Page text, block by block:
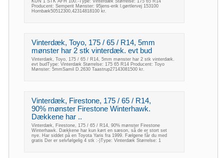
Producent: Semperit Mønster: 95jens-erik l.gørtlervej 153100
Hornbæk50512300,42314818100 kr.
Vinterdæk, Toyo, 175 / 65 / R14, 5mm
mønster har 2 stk vinterdæk. evt bud
Vinterdæk, Toyo, 175 / 65 / R14, 5mm mønster har 2 stk vinterdæk.
evt budType: Vinterdæk Størrelse: 175 65 R14 Producent: Toyo
Mønster: 5mmSamil D.2630 Taastrup27143081500 kr.
Vinterdæk, Firestone, 175 / 65 / R14,
90% mønster Firestone Winterhawk.
Dækkene har ..
Vinterdæk, Firestone, 175 / 65 / R14, 90% mønster Firestone
Winterhawk. Dækkene har kun kørt en sæson, så de er stort set
nye. Har siddet på en Toyota Yaris fra 1999. Fælgene får du med
gratis Der er selvfølgelig 4 stk :-)Type: Vinterdæk Størrelse: 1